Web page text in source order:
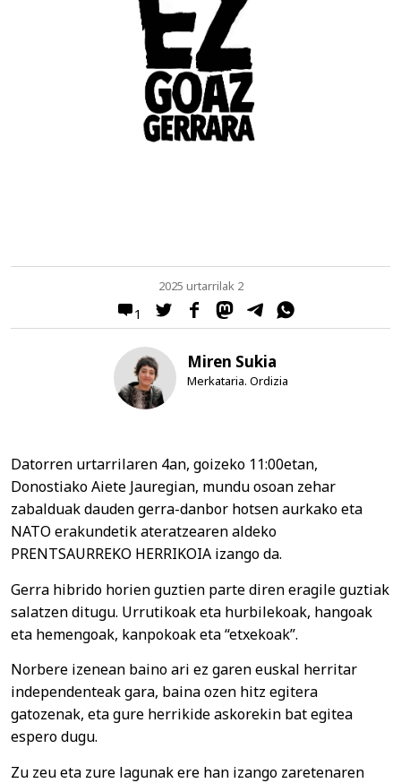
1
2025 urtarrilak 2
Miren Sukia
Merkataria. Ordizia
Datorren urtarrilaren 4an, goizeko 11:00etan,
Donostiako Aiete Jauregian, mundu osoan zehar
zabalduak dauden gerra-danbor hotsen aurkako eta
NATO erakundetik ateratzearen aldeko
PRENTSAURREKO HERRIKOIA izango da.
Gerra hibrido horien guztien parte diren eragile guztiak
salatzen ditugu. Urrutikoak eta hurbilekoak, hangoak
eta hemengoak, kanpokoak eta “etxekoak”.
Norbere izenean baino ari ez garen euskal herritar
independenteak gara, baina ozen hitz egitera
gatozenak, eta gure herrikide askorekin bat egitea
espero dugu.
Zu zeu eta zure lagunak ere han izango zaretenaren